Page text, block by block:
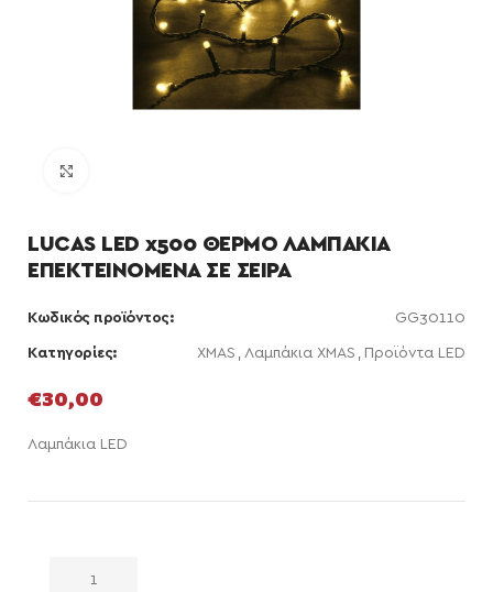
LUCAS LED x500 ΘΕΡΜΟ ΛΑΜΠΑΚΙΑ
ΕΠΕΚΤΕΙΝΟΜΕΝΑ ΣΕ ΣΕΙΡΑ
Κωδικός προϊόντος: GG30110
Κατηγορίες: XMAS , Λαμπάκια XMAS , Προϊόντα LED
€30,00
Λαμπάκια LED